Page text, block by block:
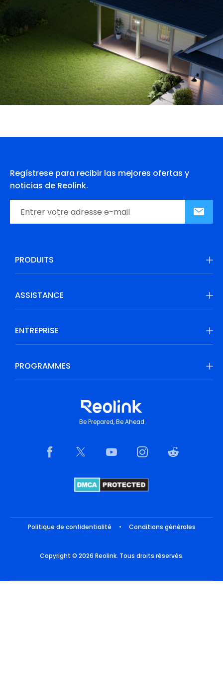
Regístrese para recibir las mejores ofertas y
noticias de Reolink.
PRODUITS
ASSISTANCE
ENTREPRISE
PROGRAMMES
Be Prepared, Be Ahead
Politique de confidentialité • Conditions générales
Copyright © 2026 Reolink. Tous droits réservés.